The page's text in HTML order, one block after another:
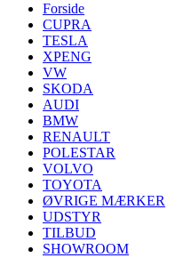
Forside
CUPRA
TESLA
XPENG
VW
SKODA
AUDI
BMW
RENAULT
POLESTAR
VOLVO
TOYOTA
ØVRIGE MÆRKER
UDSTYR
TILBUD
SHOWROOM